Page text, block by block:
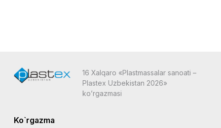
16 Xalqaro «Plastmassalar sanoati –
Plastex Uzbekistan 2026»
ko’rgazmasi
Ko`rgazma